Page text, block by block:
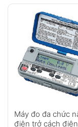
Máy đo đa chức
điện trở cách điện